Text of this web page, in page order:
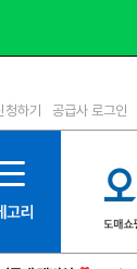
청하기 공급사 로그인